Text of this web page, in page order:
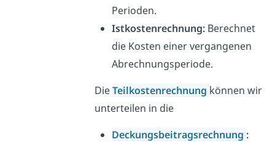
Perioden.
Istkostenrechnung:Berechnet
die Kosten einer vergangenen
Abrechnungsperiode.
DieTeilkostenrechnung können wir
unterteilen in die
Deckungsbeitragsrechnung :